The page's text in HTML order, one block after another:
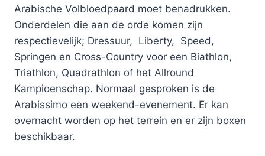
Arabische Volbloedpaard moet benadrukken.
Onderdelen die aan de orde komen zijn
respectievelijk; Dressuur, Liberty, Speed,
Springen en Cross-Country voor een Biathlon,
Triathlon, Quadrathlon of het Allround
Kampioenschap. Normaal gesproken is de
Arabissimo een weekend-evenement. Er kan
overnacht worden op het terrein en er zijn boxen
beschikbaar.